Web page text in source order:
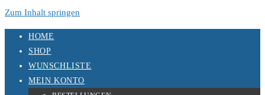
Zum Inhalt springen
HOME
SHOP
WUNSCHLISTE
MEIN KONTO